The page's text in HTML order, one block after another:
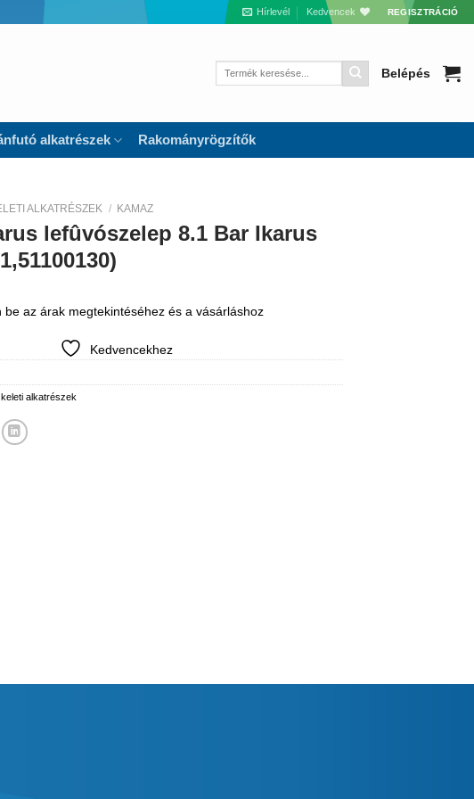
Hírlevél Kedvencek REGISZTRÁCIÓ
Keresés
Belépés
alkatrészek Rakományrögzítők
ALKATRÉSZEK / KAMAZ
lefûvószelep 8.1 Bar Ikarus
be az árak megtekintéséhez és a vásárláshoz
Kedvencekhez
alkatrészek